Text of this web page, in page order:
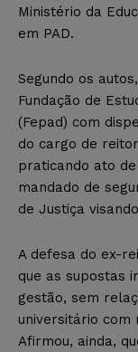
Ministério da
em PAD.
Segundo os
Fundação de
(Fepad) com
do cargo de
praticando ato
mandado de
de Justiça
A defesa do ex-
que as supostas
gestão, sem
universitário com
Afirmou, ainda,